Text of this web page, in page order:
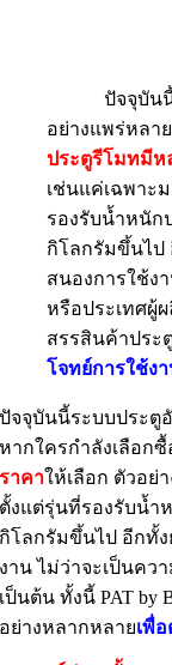
ปัจจุบันนี้ระ
อย่างแพร่หลา
ประตูรีโมทมีห
เช่นแค่เฉพาะ
รองรับน้ำหนัก
กิโลกรัมขึ้นไป
สนองการใช้ง
หรือประเทศผู้
สรรสินค้าประ
โจทย์การใช้ง
ปัจจุบันนี้ระบบประตู
หากใครกำลังเลือกซื้
ราคาให้เลือก ตัวอย่
ตั้งแต่รุ่นที่รองรับน้ำ
กิโลกรัมขึ้นไป อีกทั้ง
งาน ไม่ว่าจะเป็นคว
เป็นต้น ทั้งนี้ PAT
อย่างหลากหลายเพื่